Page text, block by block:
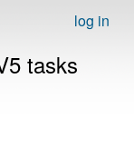
log in
tasks